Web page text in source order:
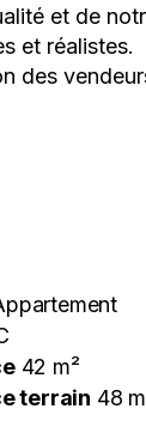
et de
et réalistes.
des
42 m²
terrain 48